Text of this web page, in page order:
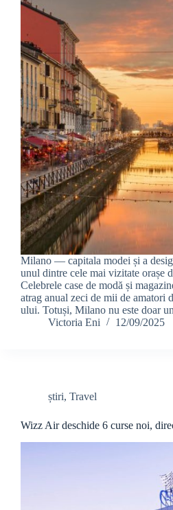
Milano — capitala modei și a
unul dintre cele mai vizitate orașe
Celebrele case de modă și
atrag anual zeci de mii de amatori
ului. Totuși, Milano nu este doar
Victoria Eni
12/09/2025
știri, Travel
Wizz Air deschide 6 curse noi,